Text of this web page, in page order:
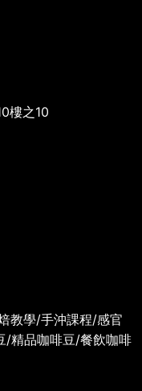
樓之10
教學/手沖課程/感官
/精品咖啡豆/餐飲咖啡